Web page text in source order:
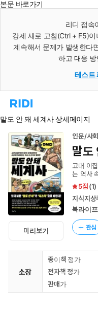
본문 바로가기
리디 접속
강제 새로 고침(Ctrl + F5)
계속해서 문제가 발생한다
하고 대응
테스트
리
홈
로
이
동
말도 안 돼 세계사 상세페이지
미리보기
인문/사
말도
고대 이
는 역사
5
(1)
지식지상
북라이프
관심
소장
종이책 정가
전자책 정가
판매가